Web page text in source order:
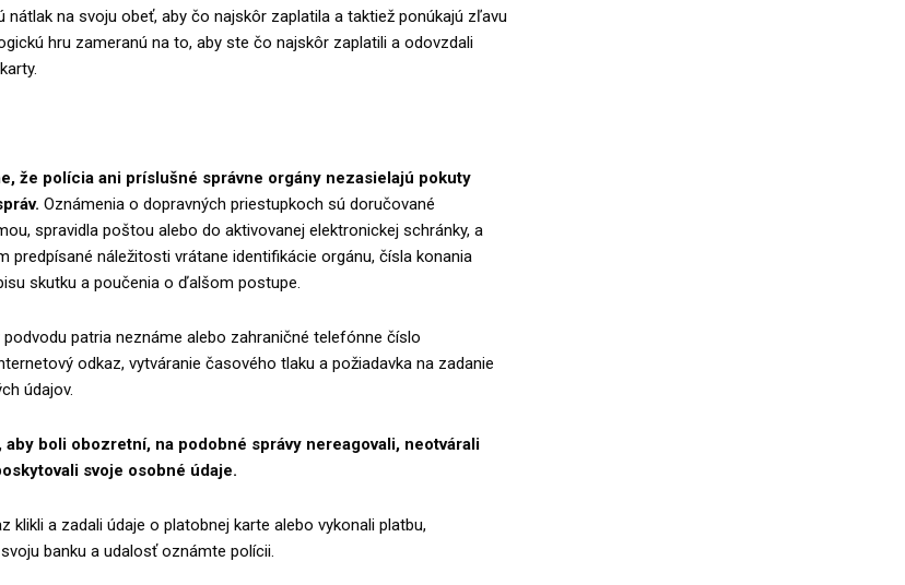
nátlak na svoju obeť, aby čo najskôr zaplatila a taktiež ponúkajú zľavu
hru zameranú na to, aby ste čo najskôr zaplatili a odovzdali
že polícia ani príslušné správne orgány nezasielajú pokuty
Oznámenia o dopravných priestupkoch sú doručované
spravidla poštou alebo do aktivovanej elektronickej schránky, a
predpísané náležitosti vrátane identifikácie orgánu, čísla konania
skutku a poučenia o ďalšom postupe.
patria neznáme alebo zahraničné telefónne číslo
odkaz, vytváranie časového tlaku a požiadavka na zadanie
údajov.
aby boli obozretní, na podobné správy nereagovali, neotvárali
svoje osobné údaje.
klikli a zadali údaje o platobnej karte alebo vykonali platbu,
banku a udalosť oznámte polícii.